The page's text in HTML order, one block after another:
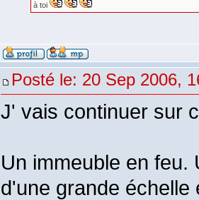
à toi
Posté le: 20 Sep 2006,
J' vais continuer sur
Un immeuble en feu.
d'une grande échelle